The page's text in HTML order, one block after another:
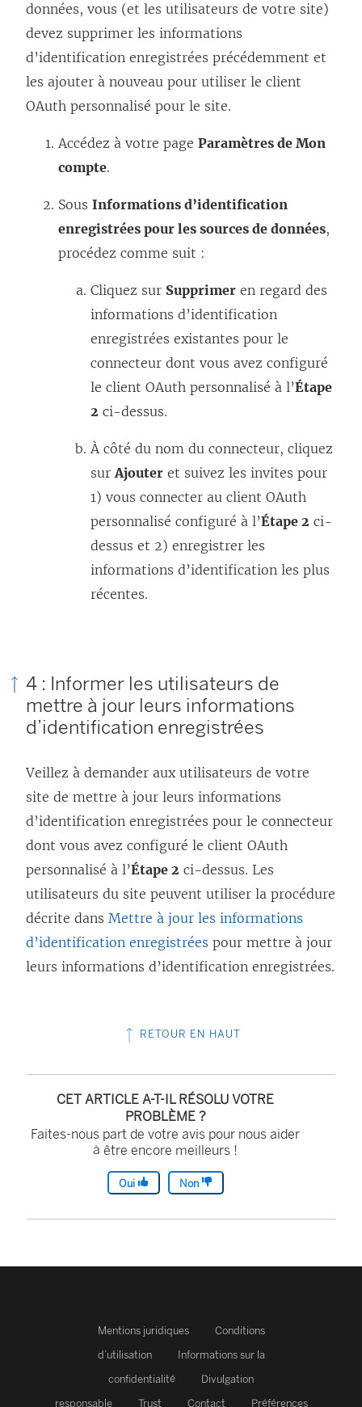
données, vous (et les utilisateurs de votre site)
devez supprimer les informations
d’identification enregistrées précédemment et
les ajouter à nouveau pour utiliser le client
OAuth personnalisé pour le site.
Accédez à votre page Paramètres de Mon
compte.
Sous Informations d’identification
enregistrées pour les sources de données,
procédez comme suit :
Cliquez sur Supprimer en regard des
informations d’identification
enregistrées existantes pour le
connecteur dont vous avez configuré
le client OAuth personnalisé à l’Étape
2 ci-dessus.
À côté du nom du connecteur, cliquez
surAjouter et suivez les invites pour
1) vous connecter au client OAuth
personnalisé configuré à l’Étape 2 ci-
dessus et 2) enregistrer les
informations d’identification les plus
récentes.
4 : Informer les utilisateurs de
mettre à jour leurs informations
d’identification enregistrées
Veillez à demander aux utilisateurs de votre
site de mettre à jour leurs informations
d’identification enregistrées pour le connecteur
dont vous avez configuré le client OAuth
personnalisé à l’Étape 2 ci-dessus. Les
utilisateurs du site peuvent utiliser la procédure
décrite dans Mettre à jour les informations
d’identification enregistrées pour mettre à jour
leurs informations d’identification enregistrées.
RETOUR EN HAUT
CET ARTICLE A-T-IL RÉSOLU VOTRE
PROBLÈME ?
Faites-nous part de votre avis pour nous aider
à être encore meilleurs !
Oui Non
Mentions juridiques
Conditions
d’utilisation
Informations sur la
confidentialité
Divulgation
responsable
Trust Contact Préférences